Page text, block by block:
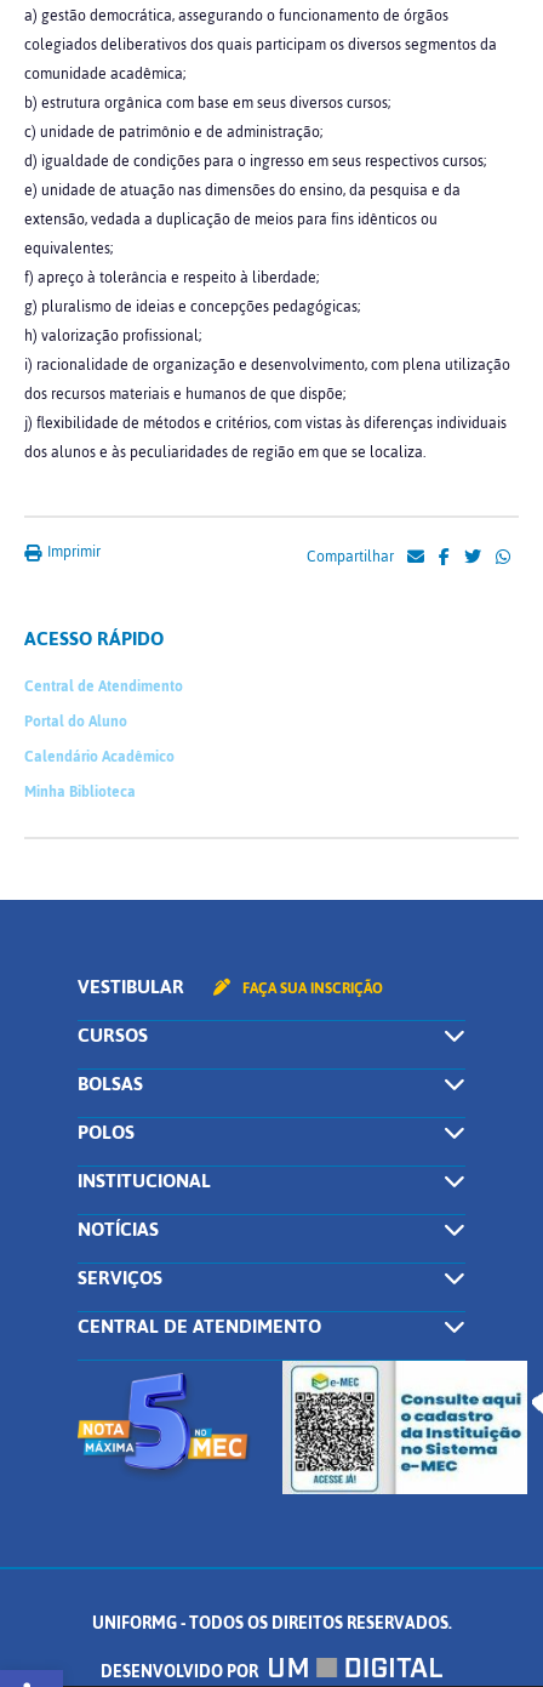
a) gestão democrática, assegurando o funcionamento de órgãos
colegiados deliberativos dos quais participam os diversos segmentos da
comunidade acadêmica;
b) estrutura orgânica com base em seus diversos cursos;
c) unidade de patrimônio e de administração;
d) igualdade de condições para o ingresso em seus respectivos cursos;
e) unidade de atuação nas dimensões do ensino, da pesquisa e da
extensão, vedada a duplicação de meios para fins idênticos ou
equivalentes;
f) apreço à tolerância e respeito à liberdade;
g) pluralismo de ideias e concepções pedagógicas;
h) valorização profissional;
i) racionalidade de organização e desenvolvimento, com plena utilização
dos recursos materiais e humanos de que dispõe;
j) flexibilidade de métodos e critérios, com vistas às diferenças individuais
dos alunos e às peculiaridades de região em que se localiza.
Imprimir Compartilhar
ACESSO RÁPIDO
Central de Atendimento
Portal do Aluno
Calendário Acadêmico
Minha Biblioteca
VESTIBULAR FAÇA SUA INSCRIÇÃO
CURSOS
BOLSAS
POLOS
INSTITUCIONAL
NOTÍCIAS
SERVIÇOS
CENTRAL DE ATENDIMENTO
UNIFORMG - TODOS OS DIREITOS RESERVADOS.
DESENVOLVIDO POR